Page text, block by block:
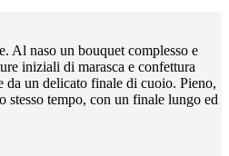
Al naso un bouquet complesso e
iniziali di marasca e confettura
da un delicato finale di cuoio. Pieno,
stesso tempo, con un finale lungo ed